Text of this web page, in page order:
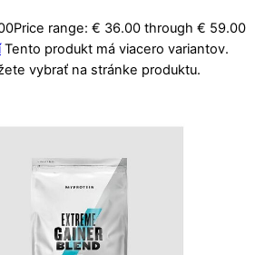
Price range: € 36.00 through € 59.00
Tento produkt má viacero variantov.
vybrať na stránke produktu.